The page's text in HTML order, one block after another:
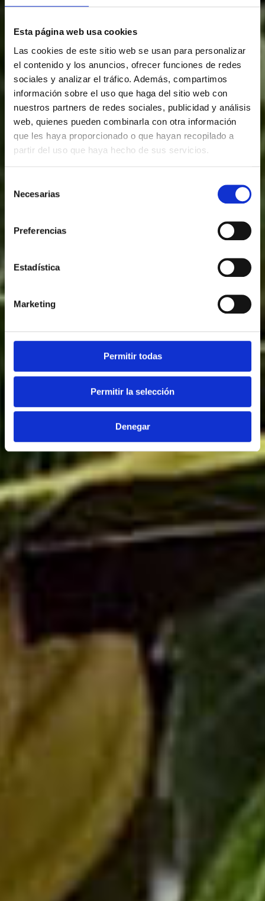
Esta página web usa cookies
Las cookies de este sitio web se usan para personalizar
el contenido y los anuncios, ofrecer funciones de redes
sociales y analizar el tráfico. Además, compartimos
información sobre el uso que haga del sitio web con
nuestros partners de redes sociales, publicidad y análisis
web, quienes pueden combinarla con otra información
que les haya proporcionado o que hayan recopilado a
partir del uso que haya hecho de sus servicios.
Necesarias
Preferencias
Estadística
Marketing
Permitir todas
Permitir la selección
Denegar
El sabor de la